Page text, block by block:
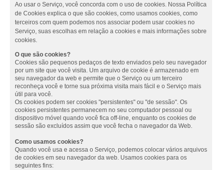
Ao usar o Serviço, você concorda com o uso de cookies. Nossa Política
de Cookies explica o que são cookies, como usamos cookies, como
terceiros com quem podemos nos associar podem usar cookies no
Serviço, suas escolhas em relação a cookies e mais informações sobre
cookies.
O que são cookies?
Cookies são pequenos pedaços de texto enviados pelo seu navegador
por um site que você visita. Um arquivo de cookie é armazenado em
seu navegador da web e permite que o Serviço ou um terceiro
reconheça você e torne sua próxima visita mais fácil e o Serviço mais
útil para você.
Os cookies podem ser cookies "persistentes" ou "de sessão". Os
cookies persistentes permanecem no seu computador pessoal ou
dispositivo móvel quando você fica off-line, enquanto os cookies de
sessão são excluídos assim que você fecha o navegador da Web.
Como usamos cookies?
Quando você usa e acessa o Serviço, podemos colocar vários arquivos
de cookies em seu navegador da web. Usamos cookies para os
seguintes fins: